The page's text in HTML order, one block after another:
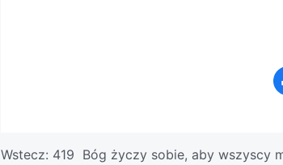
Wstecz: 419 Bóg życzy sobie, aby wszyscy